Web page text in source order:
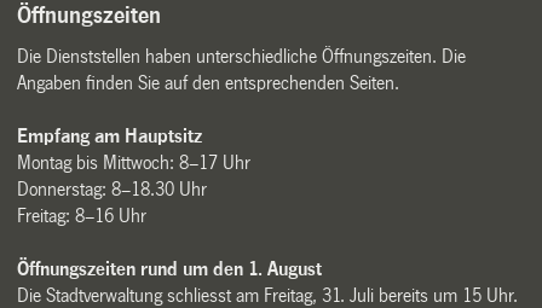
Öffnungszeiten
Die Dienststellen haben unterschiedliche Öffnungszeiten. Die
Angaben finden Sie auf den entsprechenden Seiten.
Empfang am Hauptsitz
Montag bis Mittwoch: 8–17 Uhr
Donnerstag: 8–18.30 Uhr
Freitag: 8–16 Uhr
Öffnungszeiten rund um den 1. August
Die Stadtverwaltung schliesst am Freitag, 31. Juli bereits um 15 Uhr.